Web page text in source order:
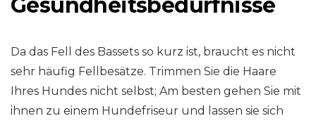
Gesundheitsbedürfnisse
Da das Fell des Bassets so kurz ist, braucht es nicht
sehr häufig Fellbesätze. Trimmen Sie die Haare
Ihres Hundes nicht selbst; Am besten gehen Sie mit
ihnen zu einem Hundefriseur und lassen sie sich